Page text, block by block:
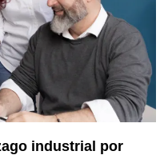
industrial por